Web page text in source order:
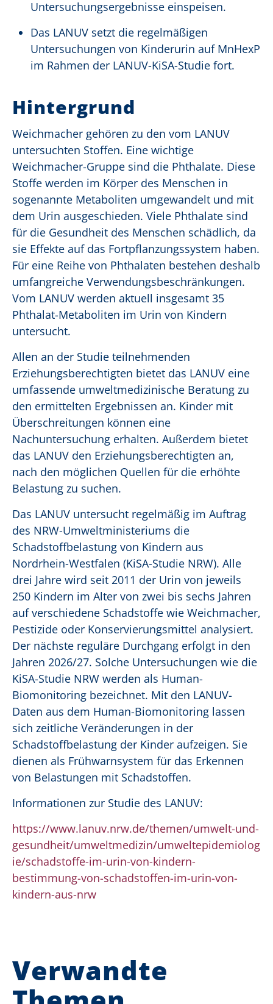
Untersuchungsergebnisse einspeisen.
Das LANUV setzt die regelmäßigen
Untersuchungen von Kinderurin auf MnHexP
im Rahmen der LANUV-KiSA-Studie fort.
Hintergrund
Weichmacher gehören zu den vom LANUV
untersuchten Stoffen. Eine wichtige
Weichmacher-Gruppe sind die Phthalate. Diese
Stoffe werden im Körper des Menschen in
sogenannte Metaboliten umgewandelt und mit
dem Urin ausgeschieden. Viele Phthalate sind
für die Gesundheit des Menschen schädlich, da
sie Effekte auf das Fortpflanzungssystem haben.
Für eine Reihe von Phthalaten bestehen deshalb
umfangreiche Verwendungsbeschränkungen.
Vom LANUV werden aktuell insgesamt 35
Phthalat-Metaboliten im Urin von Kindern
untersucht.
Allen an der Studie teilnehmenden
Erziehungsberechtigten bietet das LANUV eine
umfassende umweltmedizinische Beratung zu
den ermittelten Ergebnissen an. Kinder mit
Überschreitungen können eine
Nachuntersuchung erhalten. Außerdem bietet
das LANUV den Erziehungsberechtigten an,
nach den möglichen Quellen für die erhöhte
Belastung zu suchen.
Das LANUV untersucht regelmäßig im Auftrag
des NRW-Umweltministeriums die
Schadstoffbelastung von Kindern aus
Nordrhein-Westfalen (KiSA-Studie NRW). Alle
drei Jahre wird seit 2011 der Urin von jeweils
250 Kindern im Alter von zwei bis sechs Jahren
auf verschiedene Schadstoffe wie Weichmacher,
Pestizide oder Konservierungsmittel analysiert.
Der nächste reguläre Durchgang erfolgt in den
Jahren 2026/27. Solche Untersuchungen wie die
KiSA-Studie NRW werden als Human-
Biomonitoring bezeichnet. Mit den LANUV-
Daten aus dem Human-Biomonitoring lassen
sich zeitliche Veränderungen in der
Schadstoffbelastung der Kinder aufzeigen. Sie
dienen als Frühwarnsystem für das Erkennen
von Belastungen mit Schadstoffen.
Informationen zur Studie des LANUV:
https://www.lanuv.nrw.de/themen/umwelt-und-
gesundheit/umweltmedizin/umweltepidemiolog
ie/schadstoffe-im-urin-von-kindern-
bestimmung-von-schadstoffen-im-urin-von-
kindern-aus-nrw
Verwandte